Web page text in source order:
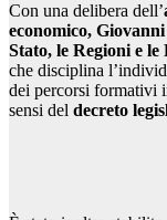
Con una delibera dell’
economico,
Stato, le Regioni e
che disciplina
dei percorsi formativi
sensi del decreto